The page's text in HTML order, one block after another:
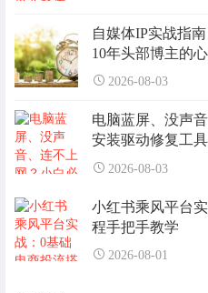
自媒体IP实战指
10年头部博主的
2026-08-03
电脑蓝屏、没声
安装驱动修复工
2026-08-03
小红书乘风平台
程手把手教学
2026-08-01